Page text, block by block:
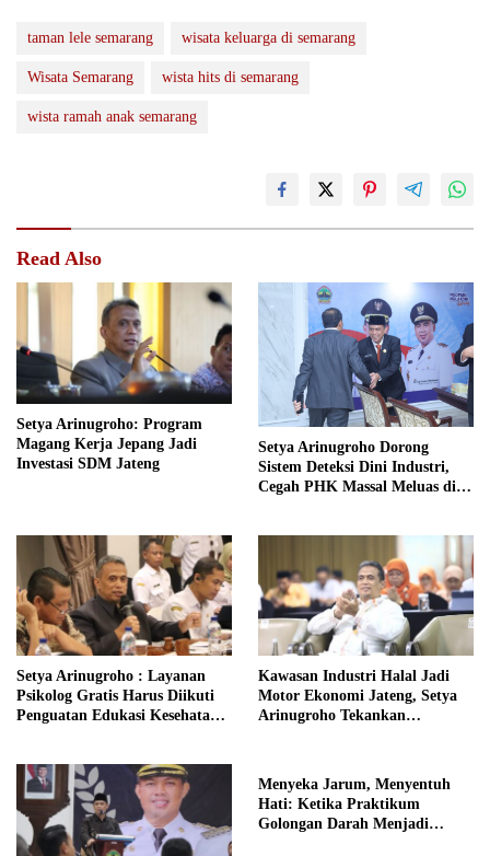
taman lele semarang wisata keluarga di semarang
Wisata Semarang wista hits di semarang
wista ramah anak semarang
Read Also
Setya Arinugroho: Program
Magang Kerja Jepang Jadi
Investasi SDM Jateng
Setya Arinugroho Dorong
Sistem Deteksi Dini Industri,
Cegah PHK Massal Meluas di
Setya Arinugroho : Layanan
Psikolog Gratis Harus Diikuti
Penguatan Edukasi Kesehatan
Kawasan Industri Halal Jadi
Motor Ekonomi Jateng, Setya
Arinugroho Tekankan
Menyeka Jarum, Menyentuh
Hati: Ketika Praktikum
Golongan Darah Menjadi